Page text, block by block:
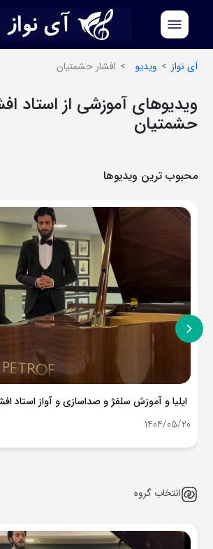
آی نواز
ویدیو افشار حشمتیان
ویدیوهای آموزشی از استاد
حشمتیان
محبوب ترین ویدیوها
ایلیا و آموزش سلفژ و صداسازی و آواز استاد
1404/05/20
انتخاب گروه